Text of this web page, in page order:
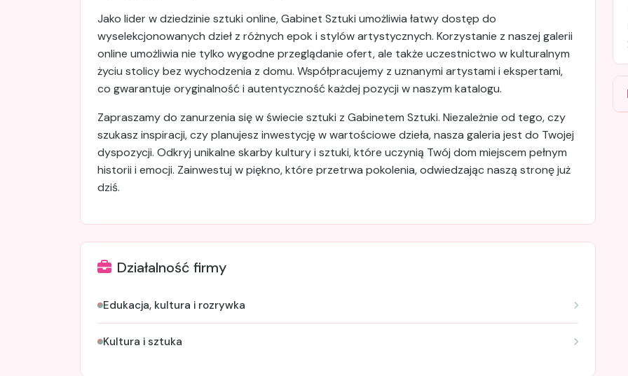
Jako lider w dziedzinie sztuki online, Gabinet Sztuki umożliwia łatwy dostęp do
wyselekcjonowanych dzieł z różnych epok i stylów artystycznych. Korzystanie z naszej galerii
online umożliwia nie tylko wygodne przeglądanie ofert, ale także uczestnictwo w kulturalnym
życiu stolicy bez wychodzenia z domu. Współpracujemy z uznanymi artystami i ekspertami,
co gwarantuje oryginalność i autentyczność każdej pozycji w naszym katalogu.
Zapraszamy do zanurzenia się w świecie sztuki z Gabinetem Sztuki. Niezależnie od tego, czy
szukasz inspiracji, czy planujesz inwestycję w wartościowe dzieła, nasza galeria jest do Twojej
dyspozycji. Odkryj unikalne skarby kultury i sztuki, które uczynią Twój dom miejscem pełnym
historii i emocji. Zainwestuj w piękno, które przetrwa pokolenia, odwiedzając naszą stronę już
dziś.
Działalność firmy
Edukacja, kultura i rozrywka
Kultura i sztuka